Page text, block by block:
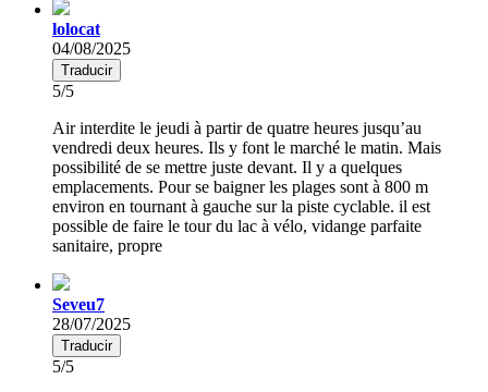
lolocat
04/08/2025
Traducir
5/5
Air interdite le jeudi à partir de quatre heures jusqu’au
vendredi deux heures. Ils y font le marché le matin. Mais
possibilité de se mettre juste devant. Il y a quelques
emplacements. Pour se baigner les plages sont à 800 m
environ en tournant à gauche sur la piste cyclable. il est
possible de faire le tour du lac à vélo, vidange parfaite
sanitaire, propre
Seveu7
28/07/2025
Traducir
5/5